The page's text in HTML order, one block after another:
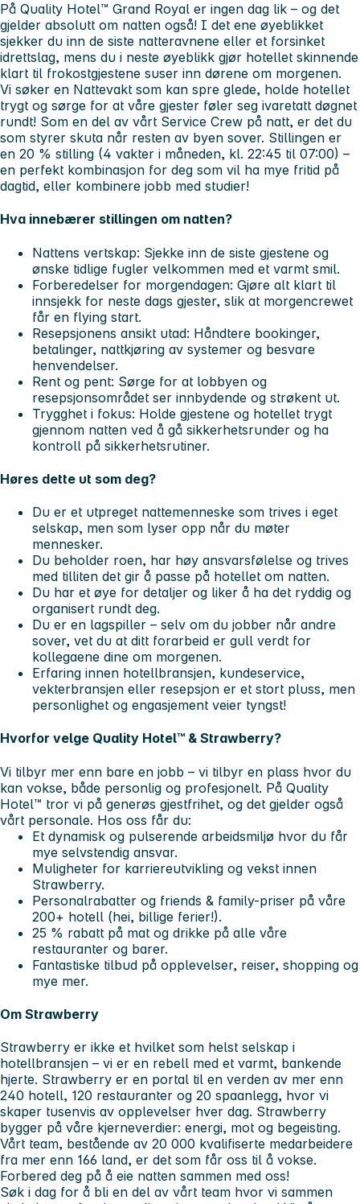
På Quality Hotel™ Grand Royal er ingen dag lik – og det
gjelder absolutt om natten også! I det ene øyeblikket
sjekker du inn de siste natteravnene eller et forsinket
idrettslag, mens du i neste øyeblikk gjør hotellet skinnende
klart til frokostgjestene suser inn dørene om morgenen.
Vi søker en Nattevakt som kan spre glede, holde hotellet
trygt og sørge for at våre gjester føler seg ivaretatt døgnet
rundt! Som en del av vårt Service Crew på natt, er det du
som styrer skuta når resten av byen sover. Stillingen er
en 20 % stilling (4 vakter i måneden, kl. 22:45 til 07:00) –
en perfekt kombinasjon for deg som vil ha mye fritid på
dagtid, eller kombinere jobb med studier!
Hva innebærer stillingen om natten?
Nattens vertskap: Sjekke inn de siste gjestene og
ønske tidlige fugler velkommen med et varmt smil.
Forberedelser for morgendagen: Gjøre alt klart til
innsjekk for neste dags gjester, slik at morgencrewet
får en flying start.
Resepsjonens ansikt utad: Håndtere bookinger,
betalinger, nattkjøring av systemer og besvare
henvendelser.
Rent og pent: Sørge for at lobbyen og
resepsjonsområdet ser innbydende og strøkent ut.
Trygghet i fokus: Holde gjestene og hotellet trygt
gjennom natten ved å gå sikkerhetsrunder og ha
kontroll på sikkerhetsrutiner.
Høres dette ut som deg?
Du er et utpreget nattemenneske som trives i eget
selskap, men som lyser opp når du møter
mennesker.
Du beholder roen, har høy ansvarsfølelse og trives
med tilliten det gir å passe på hotellet om natten.
Du har et øye for detaljer og liker å ha det ryddig og
organisert rundt deg.
Du er en lagspiller – selv om du jobber når andre
sover, vet du at ditt forarbeid er gull verdt for
kollegaene dine om morgenen.
Erfaring innen hotellbransjen, kundeservice,
vekterbransjen eller resepsjon er et stort pluss, men
personlighet og engasjement veier tyngst!
Hvorfor velge Quality Hotel™ & Strawberry?
Vi tilbyr mer enn bare en jobb – vi tilbyr en plass hvor du
kan vokse, både personlig og profesjonelt. På Quality
Hotel™ tror vi på generøs gjestfrihet, og det gjelder også
vårt personale. Hos oss får du:
Et dynamisk og pulserende arbeidsmiljø hvor du får
mye selvstendig ansvar.
Muligheter for karriereutvikling og vekst innen
Strawberry.
Personalrabatter og friends & family-priser på våre
200+ hotell (hei, billige ferier!).
25 % rabatt på mat og drikke på alle våre
restauranter og barer.
Fantastiske tilbud på opplevelser, reiser, shopping og
mye mer.
Om Strawberry
Strawberry er ikke et hvilket som helst selskap i
hotellbransjen – vi er en rebell med et varmt, bankende
hjerte. Strawberry er en portal til en verden av mer enn
240 hotell, 120 restauranter og 20 spaanlegg, hvor vi
skaper tusenvis av opplevelser hver dag. Strawberry
bygger på våre kjerneverdier: energi, mot og begeisting.
Vårt team, bestående av 20 000 kvalifiserte medarbeidere
fra mer enn 166 land, er det som får oss til å vokse.
Forbered deg på å eie natten sammen med oss!
Søk i dag for å bli en del av vårt team hvor vi sammen